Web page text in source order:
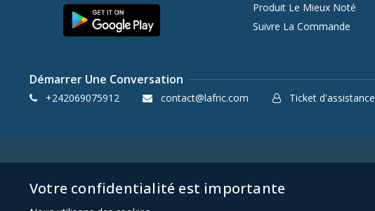
Produit Le Mieux Noté
Suivre La Commande
Démarrer Une Conversation
+242069075912 contact@lafric.com Ticket d'assistance
Votre confidentialité est importante